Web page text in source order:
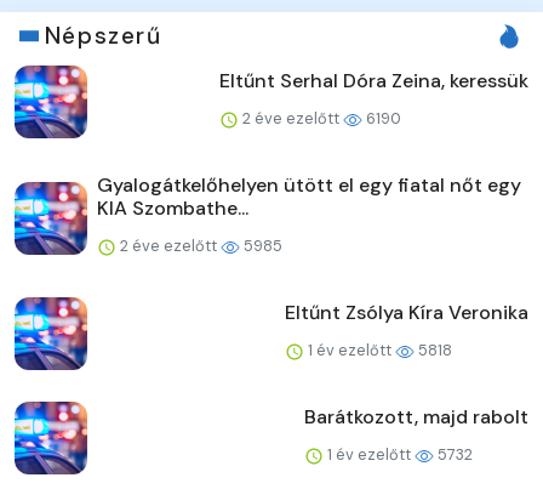
Népszerű
Eltűnt Serhal Dóra Zeina, keressük
2 éve ezelőtt 6190
Gyalogátkelőhelyen ütött el egy fiatal nőt egy
KIA Szombathe...
2 éve ezelőtt 5985
Eltűnt Zsólya Kíra Veronika
1 év ezelőtt 5818
Barátkozott, majd rabolt
1 év ezelőtt 5732